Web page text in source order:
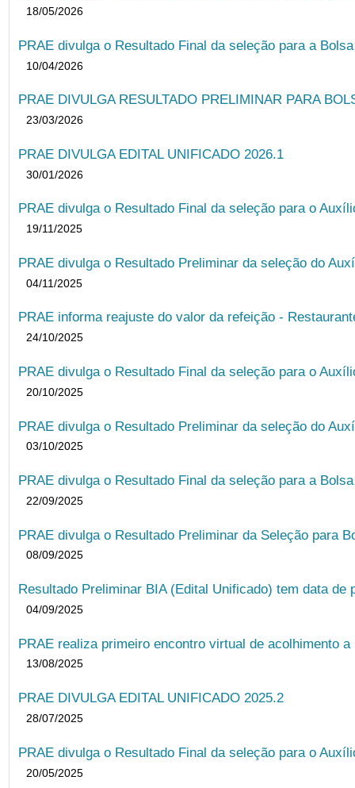
18/05/2026
PRAE divulga o Resultado Final da seleção para a
10/04/2026
PRAE DIVULGA RESULTADO PRELIMINAR PARA
23/03/2026
PRAE DIVULGA EDITAL UNIFICADO 2026.1
30/01/2026
PRAE divulga o Resultado Final da seleção para o
19/11/2025
PRAE divulga o Resultado Preliminar da seleção do
04/11/2025
PRAE informa reajuste do valor da refeição -
24/10/2025
PRAE divulga o Resultado Final da seleção para o
20/10/2025
PRAE divulga o Resultado Preliminar da seleção do
03/10/2025
PRAE divulga o Resultado Final da seleção para a
22/09/2025
PRAE divulga o Resultado Preliminar da Seleção para
08/09/2025
Resultado Preliminar BIA (Edital Unificado) tem data de
04/09/2025
PRAE realiza primeiro encontro virtual de acolhimento
13/08/2025
PRAE DIVULGA EDITAL UNIFICADO 2025.2
28/07/2025
PRAE divulga o Resultado Final da seleção para o
20/05/2025